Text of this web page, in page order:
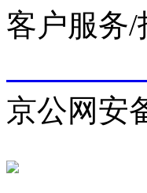
客户服务/
京公网安